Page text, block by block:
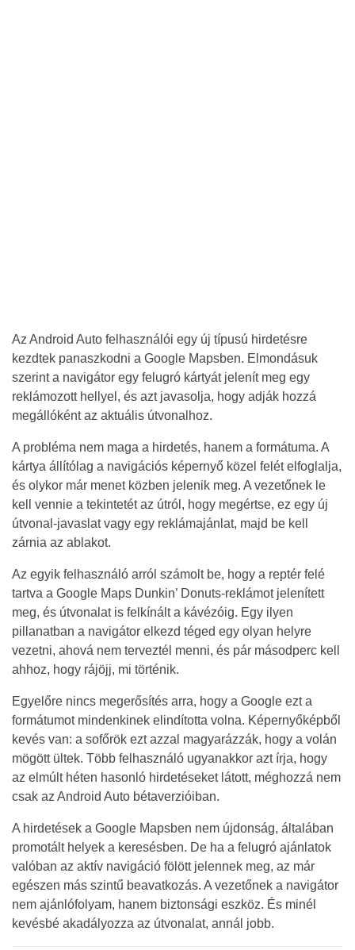
Az Android Auto felhasználói egy új típusú hirdetésre
kezdtek panaszkodni a Google Mapsben. Elmondásuk
szerint a navigátor egy felugró kártyát jelenít meg egy
reklámozott hellyel, és azt javasolja, hogy adják hozzá
megállóként az aktuális útvonalhoz.
A probléma nem maga a hirdetés, hanem a formátuma. A
kártya állítólag a navigációs képernyő közel felét elfoglalja,
és olykor már menet közben jelenik meg. A vezetőnek le
kell vennie a tekintetét az útról, hogy megértse, ez egy új
útvonal-javaslat vagy egy reklámajánlat, majd be kell
zárnia az ablakot.
Az egyik felhasználó arról számolt be, hogy a reptér felé
tartva a Google Maps Dunkin’ Donuts-reklámot jelenített
meg, és útvonalat is felkínált a kávézóig. Egy ilyen
pillanatban a navigátor elkezd téged egy olyan helyre
vezetni, ahová nem terveztél menni, és pár másodperc kell
ahhoz, hogy rájöjj, mi történik.
Egyelőre nincs megerősítés arra, hogy a Google ezt a
formátumot mindenkinek elindította volna. Képernyőképből
kevés van: a sofőrök ezt azzal magyarázzák, hogy a volán
mögött ültek. Több felhasználó ugyanakkor azt írja, hogy
az elmúlt héten hasonló hirdetéseket látott, méghozzá nem
csak az Android Auto bétaverzióiban.
A hirdetések a Google Mapsben nem újdonság, általában
promotált helyek a keresésben. De ha a felugró ajánlatok
valóban az aktív navigáció fölött jelennek meg, az már
egészen más szintű beavatkozás. A vezetőnek a navigátor
nem ajánlófolyam, hanem biztonsági eszköz. És minél
kevésbé akadályozza az útvonalat, annál jobb.